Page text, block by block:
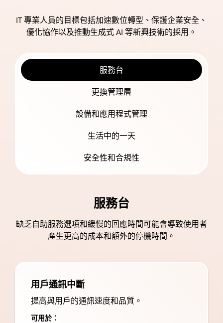
IT 專業人員的目標包括加速數位轉型、保護企業安全、
優化協作以及推動生成式 AI 等新興技術的採用。
服務台
更換管理層
設備和應用程式管理
生活中的一天
安全性和合規性
服務台
缺乏自助服務選項和緩慢的回應時間可能會導致使用者
產生更高的成本和額外的停機時間。
用戶通訊中斷
提高與用戶的通訊速度和品質。
可用於：